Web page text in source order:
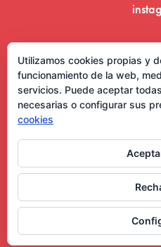
Aviso Legal y
Utilizamos cookies propias y
funcionamiento de la web,
servicios. Puede aceptar
necesarias o configurar sus
cookies